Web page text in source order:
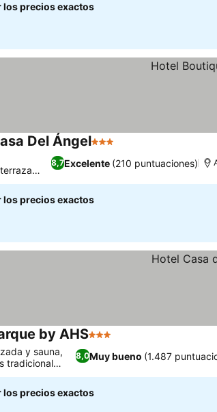
los precios exactos
Del Ángel3 Estrellas
8,7Excelente (210 puntuaciones)
los precios exactos
by AHS3 Estrellas
8,0Muy bueno (1.487
y sauna,
tradicional
los precios exactos